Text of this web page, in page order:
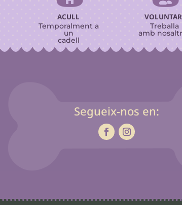
ACULL
Temporalment a
un
cadell
Treballa
amb
Segueix-nos en: